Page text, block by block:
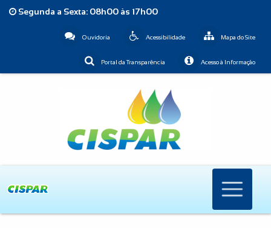
Segunda a Sexta: 08h00 às 17h00
Mapa do Site
Acessibilidade
Ouvidoria
Acesso à Informação
Portal da Transparência